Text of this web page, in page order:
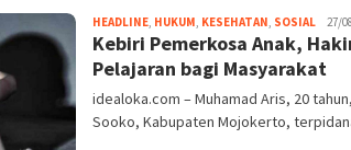
HEADLINE HUKUM KESEHATAN SOSIAL admin
27/
Kebiri Pemerkosa Anak,
Pelajaran bagi Masyarakat
idealoka.com – Muhamad Aris, 20
Sooko, Kabupaten Mojokerto,